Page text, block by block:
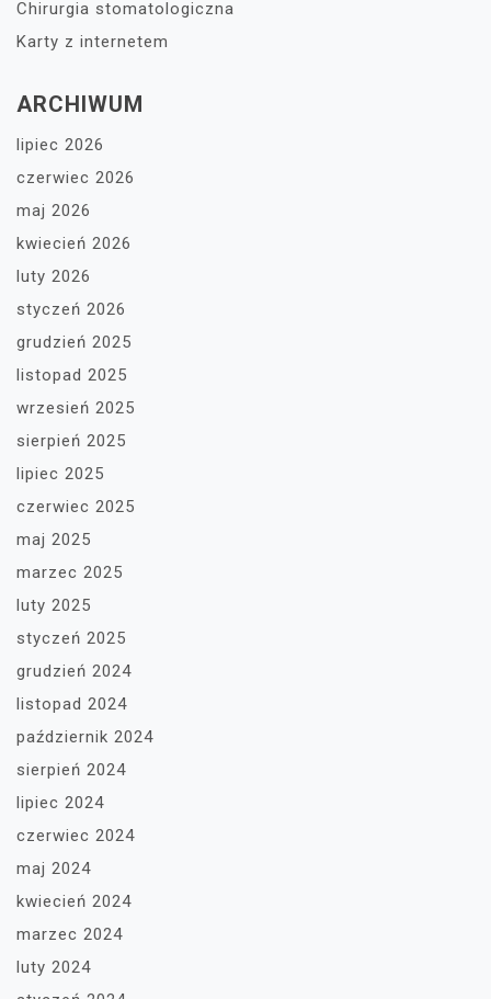
Chirurgia stomatologiczna
Karty z internetem
ARCHIWUM
lipiec 2026
czerwiec 2026
maj 2026
kwiecień 2026
luty 2026
styczeń 2026
grudzień 2025
listopad 2025
wrzesień 2025
sierpień 2025
lipiec 2025
czerwiec 2025
maj 2025
marzec 2025
luty 2025
styczeń 2025
grudzień 2024
listopad 2024
październik 2024
sierpień 2024
lipiec 2024
czerwiec 2024
maj 2024
kwiecień 2024
marzec 2024
luty 2024